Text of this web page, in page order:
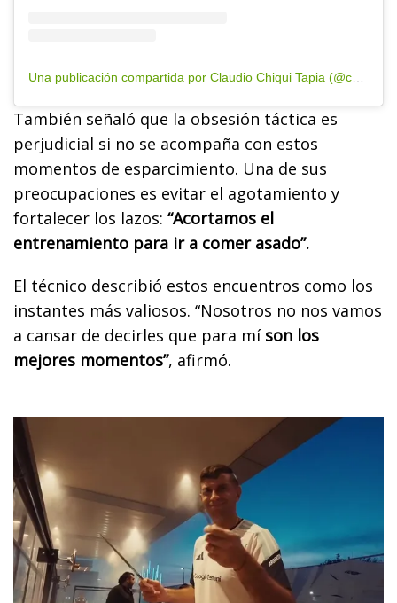
Una publicación compartida por Claudio Chiqui Tapia (@chiquitapia)
También señaló que la obsesión táctica es
perjudicial si no se acompaña con estos
momentos de esparcimiento. Una de sus
preocupaciones es evitar el agotamiento y
fortalecer los lazos: “Acortamos el
entrenamiento para ir a comer asado”.
El técnico describió estos encuentros como los
instantes más valiosos. “Nosotros no nos vamos
a cansar de decirles que para míson los
mejores momentos”, afirmó.